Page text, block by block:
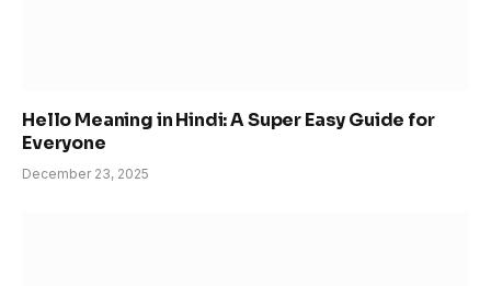
Hello Meaning in Hindi: A Super Easy Guide for
Everyone
December 23, 2025